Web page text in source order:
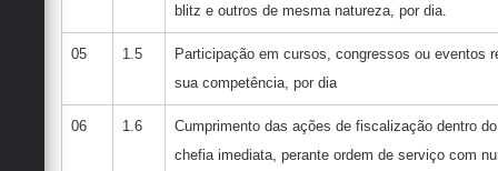
blitz e outros de mesma natureza, por dia.
05 1.5
Participação em cursos, congressos ou eventos
sua competência, por dia
06 1.6
Cumprimento das ações de fiscalização dentro
chefia imediata, perante ordem de serviço com